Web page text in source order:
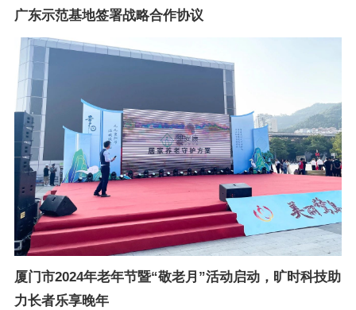
广东示范基地签署战略合作协议
厦门市2024年老年节暨“敬老月”活动启动，旷时科技助
力长者乐享晚年